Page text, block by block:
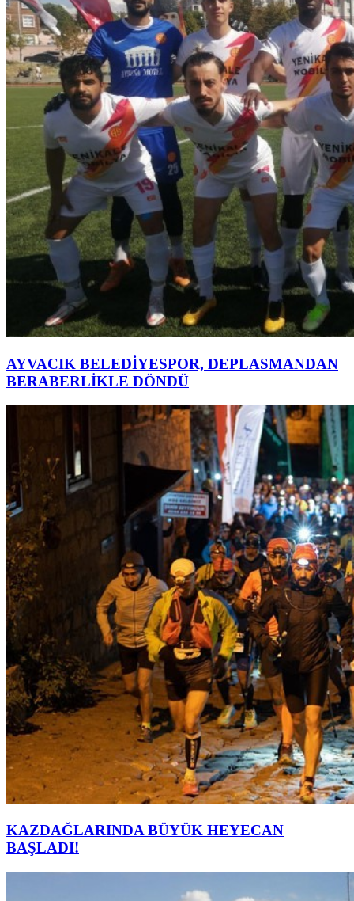
AYVACIK BELEDİYESPOR, DEPLASMANDAN
BERABERLİKLE DÖNDÜ
KAZDAĞLARINDA BÜYÜK HEYECAN
BAŞLADI!